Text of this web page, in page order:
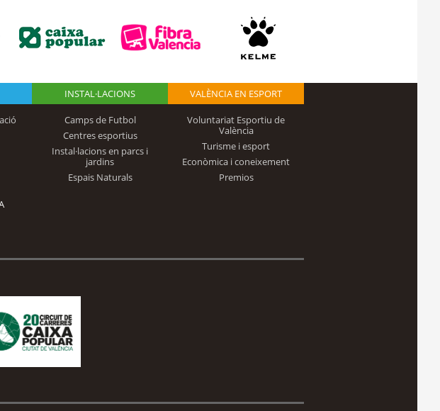
INSTAL·LACIONS
Camps de Futbol
Centres esportius
Instal·lacions en parcs i
jardins
Espais Naturals
VALÈNCIA EN ESPORT
Voluntariat Esportiu de
València
Turisme i esport
Econòmica i coneixement
Premios